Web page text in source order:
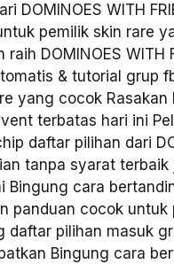
DOMINOES WITH
pemilik skin rare
DOMINOES WITH
& tutorial grup
yang cocok Rasakan
terbatas hari ini
daftar pilihan dari
tanpa syarat
Bingung cara
panduan cocok
daftar pilihan masuk
Bingung cara